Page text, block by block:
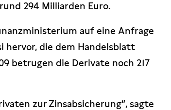
294 Milliarden Euro.
auf eine Anfrage
hervor, die dem Handelsblatt
betrugen die Derivate noch 217
zur Zinsabsicherung“, sagte